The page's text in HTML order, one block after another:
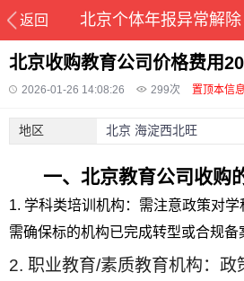
返回 北京个体年报异常解
北京收购教育公司价格费用
2026-01-26 14:08:26 299次 置顶本信
地区 北京 海淀西北旺
一、北京教育公司收购
1. 学科类培训机构：需注意政策对
需确保标的机构已完成转型或合规备
2. 职业教育/素质教育机构：政